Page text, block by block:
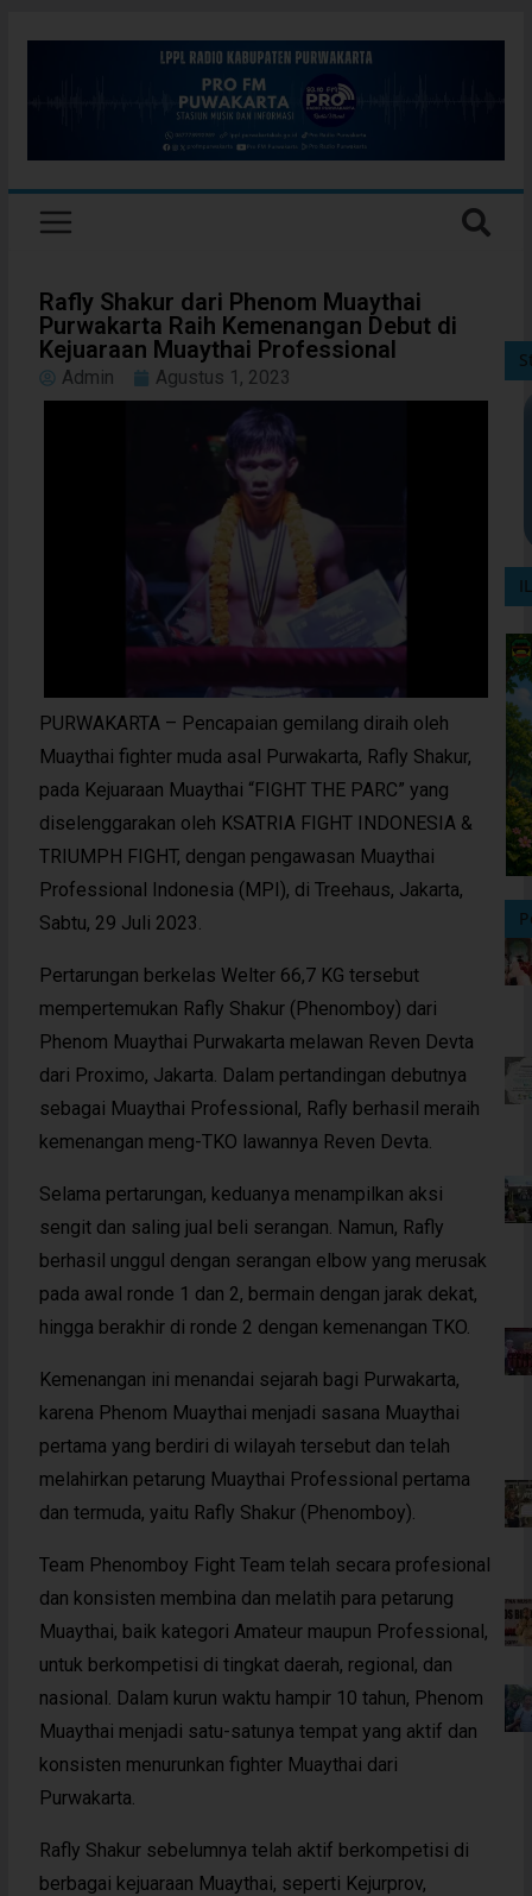
Rafly Shakur dari Phenom Muaythai
Purwakarta Raih Kemenangan Debut di
Kejuaraan Muaythai Professional
Admin Agustus 1, 2023
PURWAKARTA – Pencapaian gemilang diraih oleh
Muaythai fighter muda asal Purwakarta, Rafly Shakur,
pada Kejuaraan Muaythai “FIGHT THE PARC” yang
diselenggarakan oleh KSATRIA FIGHT INDONESIA &
TRIUMPH FIGHT, dengan pengawasan Muaythai
Professional Indonesia (MPI), di Treehaus, Jakarta,
Sabtu, 29 Juli 2023.
Pertarungan berkelas Welter 66,7 KG tersebut
mempertemukan Rafly Shakur (Phenomboy) dari
Phenom Muaythai Purwakarta melawan Reven Devta
dari Proximo, Jakarta. Dalam pertandingan debutnya
sebagai Muaythai Professional, Rafly berhasil meraih
kemenangan meng-TKO lawannya Reven Devta.
Selama pertarungan, keduanya menampilkan aksi
sengit dan saling jual beli serangan. Namun, Rafly
berhasil unggul dengan serangan elbow yang merusak
pada awal ronde 1 dan 2, bermain dengan jarak dekat,
hingga berakhir di ronde 2 dengan kemenangan TKO.
Kemenangan ini menandai sejarah bagi Purwakarta,
karena Phenom Muaythai menjadi sasana Muaythai
pertama yang berdiri di wilayah tersebut dan telah
melahirkan petarung Muaythai Professional pertama
dan termuda, yaitu Rafly Shakur (Phenomboy).
Team Phenomboy Fight Team telah secara profesional
dan konsisten membina dan melatih para petarung
Muaythai, baik kategori Amateur maupun Professional,
untuk berkompetisi di tingkat daerah, regional, dan
nasional. Dalam kurun waktu hampir 10 tahun, Phenom
Muaythai menjadi satu-satunya tempat yang aktif dan
konsisten menurunkan fighter Muaythai dari
Purwakarta.
Rafly Shakur sebelumnya telah aktif berkompetisi di
berbagai kejuaraan Muaythai, seperti Kejurprov,